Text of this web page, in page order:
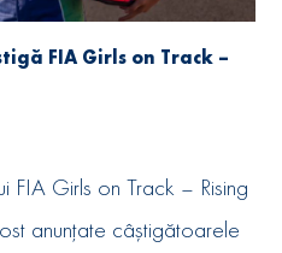
FIA Girls on Track –
Girls on Track – Rising
anunțate câștigătoarele